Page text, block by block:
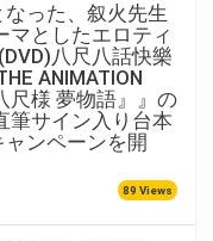
った、叙火先生
マとしたエロティ
八尺八話快樂
ANIMATION
尺様 夢物語』』の
筆サイン入り台本
ンペーンを開
89 Views